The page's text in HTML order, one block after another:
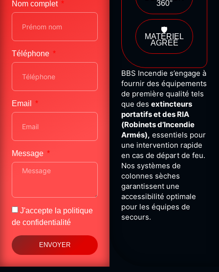
Nom complet
Téléphone
Email
Message
J'accepte la politique
de confidentialité
ENVOYER
360°
🛡️
MATÉRIEL
AGRÉÉ
BBS Incendie s’engage à
fournir des équipements
de première qualité tels
que des extincteurs
portatifs et des RIA
(Robinets d’Incendie
Armés), essentiels pour
une intervention rapide
en cas de départ de feu.
Nos systèmes de
colonnes sèches
garantissent une
accessibilité optimale
pour les équipes de
secours.